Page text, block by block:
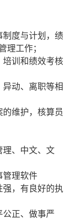
制度与计划，绩
理工作；
训和绩效考核
动、离职等相
维护，核算员
理、中文、文
管理软件
，有良好的执
公正、做事严